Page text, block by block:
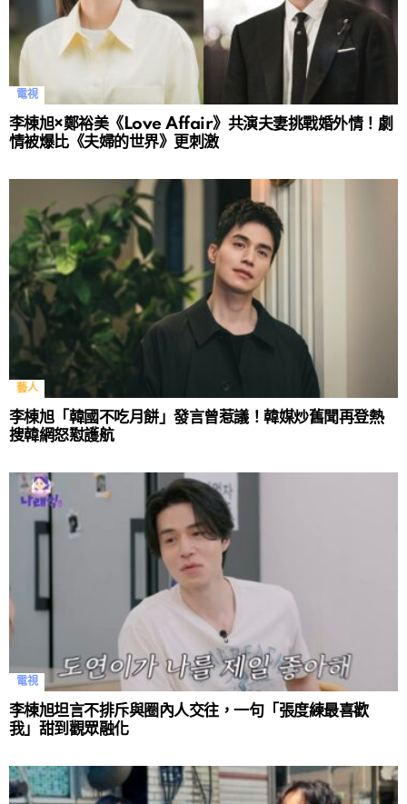
電視
李棟旭×鄭裕美《Love Affair》共演夫妻挑戰婚外情！劇
情被爆比《夫婦的世界》更刺激
藝人
李棟旭「韓國不吃月餅」發言曾惹議！韓媒炒舊聞再登熱
搜韓網怒懟護航
電視
李棟旭坦言不排斥與圈內人交往，一句「張度練最喜歡
我」甜到觀眾融化